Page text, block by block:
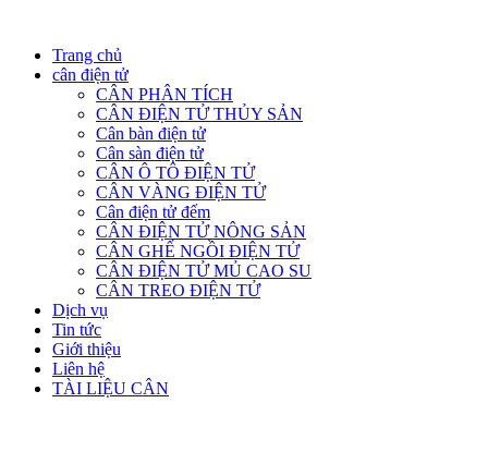
Trang chủ
cân điện tử
CÂN PHÂN TÍCH
CÂN ĐIỆN TỬ THỦY SẢN
Cân bàn điện tử
Cân sàn điện tử
CÂN Ô TÔ ĐIỆN TỬ
CÂN VÀNG ĐIỆN TỬ
Cân điện tử đếm
CÂN ĐIỆN TỬ NÔNG SẢN
CÂN GHẾ NGỒI ĐIỆN TỬ
CÂN ĐIỆN TỬ MỦ CAO SU
CÂN TREO ĐIỆN TỬ
Dịch vụ
Tin tức
Giới thiệu
Liên hệ
TÀI LIỆU CÂN